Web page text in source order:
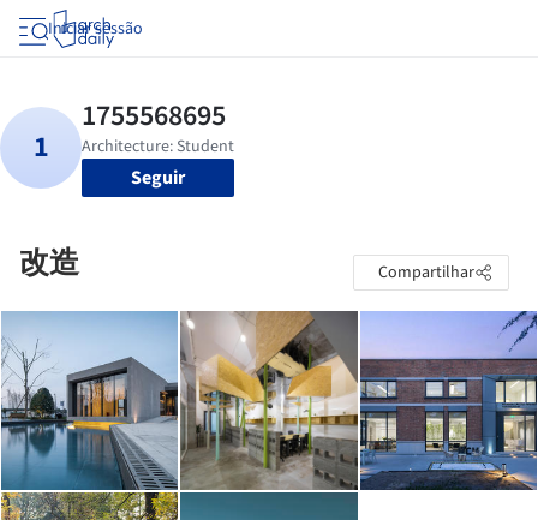
Iniciar sessão
Seguir
改造 Compartilhar